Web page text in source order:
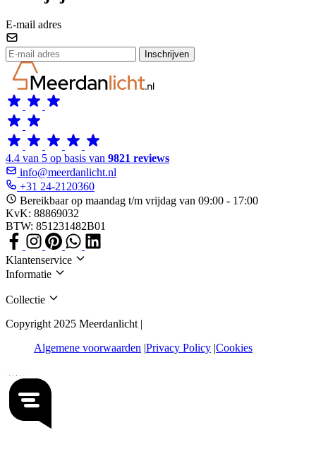
E-mail adres
Inschrijven
4.4 van 5 op basis van 9821 reviews
info@meerdanlicht.nl
+31 24-2120360
Bereikbaar op maandag t/m vrijdag van 09:00 - 17:00
KvK: 88869032
BTW: 851231482B01
Klantenservice
Informatie
Collectie
Copyright 2025 Meerdanlicht |
Algemene voorwaarden Privacy Policy Cookies